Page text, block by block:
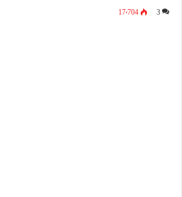
3 17٬704